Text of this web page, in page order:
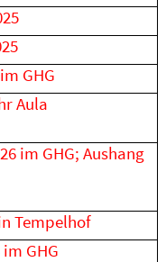
GHG
Aula
im GHG; Aushang
Tempelhof
GHG